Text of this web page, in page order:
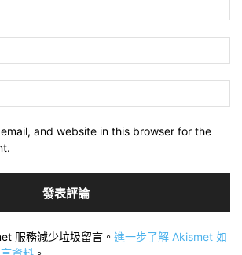
and website in this browser for the
服務減少垃圾留言。 進一步了解 Akismet 如